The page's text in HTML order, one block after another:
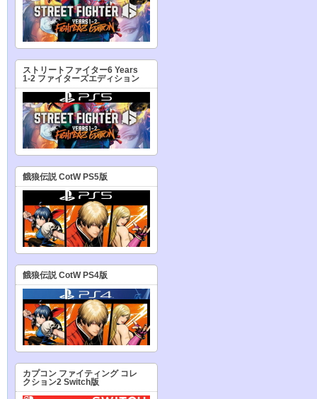
ストリートファイター6 Years
1-2 ファイターズエディション
餓狼伝説 CotW PS5版
餓狼伝説 CotW PS4版
カプコン ファイティング コレ
クション2 Switch版